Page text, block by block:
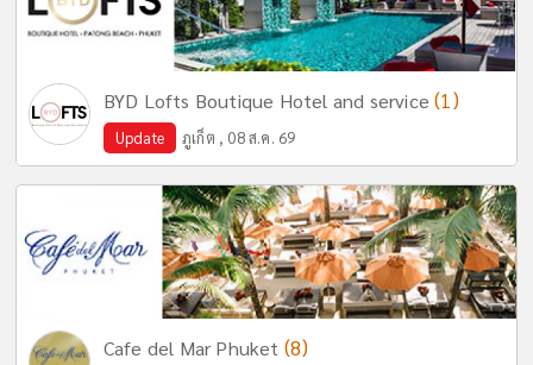
BYD Lofts Boutique Hotel and service(1)
Update ภูเก็ต , 08 ส.ค. 69
Cafe del Mar Phuket (8)